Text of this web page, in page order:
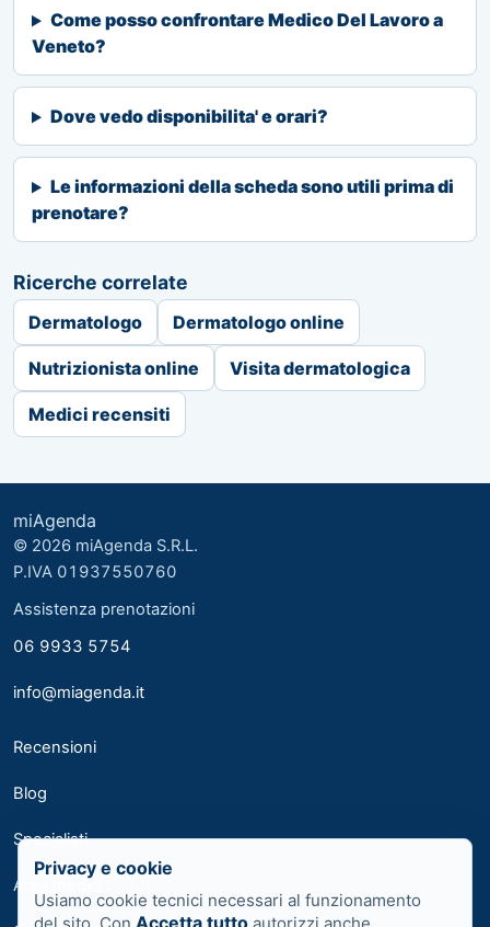
Come posso confrontare Medico Del Lavoro a
Veneto?
Dove vedo disponibilita' e orari?
Le informazioni della scheda sono utili prima di
prenotare?
Ricerche correlate
Dermatologo Dermatologo online
Nutrizionista online Visita dermatologica
Medici recensiti
miAgenda
© 2026 miAgenda S.R.L.
P.IVA 01937550760
Assistenza prenotazioni
06 9933 5754
info@miagenda.it
Recensioni
Blog
Specialisti
Area medici
Privacy e cookie
Usiamo cookie tecnici necessari al funzionamento
Accetta tutto